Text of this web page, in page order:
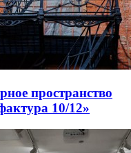
пространство
10/12»